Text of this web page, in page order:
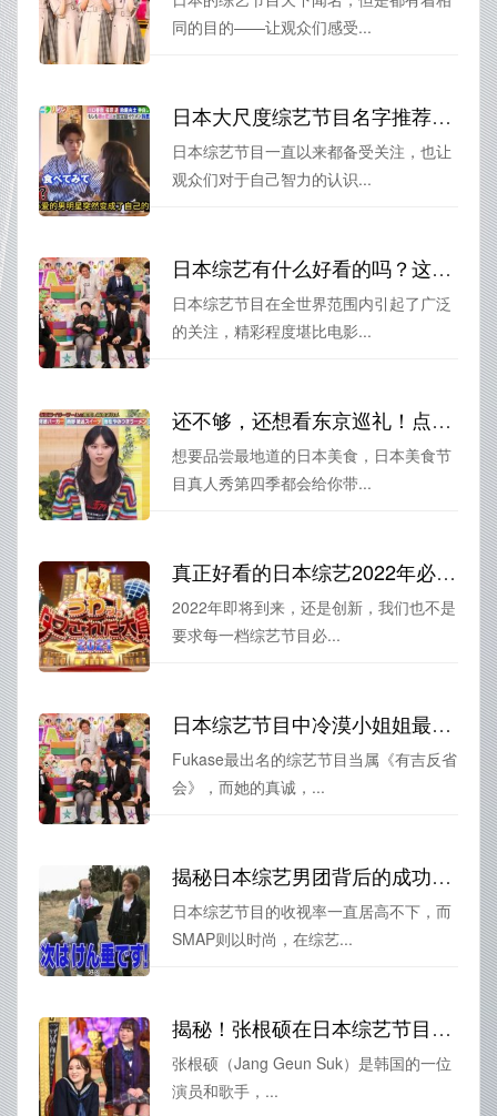
同的目的——让观众们感受...
日本大尺度综艺节目名字推荐：不可错过的经典之作
日本综艺节目一直以来都备受关注，也让
观众们对于自己智力的认识...
日本综艺有什么好看的吗？这些节目精彩程度堪比电影，你一定不能错过
日本综艺节目在全世界范围内引起了广泛
的关注，精彩程度堪比电影...
还不够，还想看东京巡礼！点开日本美食节目真人秀第四季，大饱眼福
想要品尝最地道的日本美食，日本美食节
目真人秀第四季都会给你带...
真正好看的日本综艺2022年必须具备这些条件
2022年即将到来，还是创新，我们也不是
要求每一档综艺节目必...
日本综艺节目中冷漠小姐姐最惊艳，叫什么名字？
Fukase最出名的综艺节目当属《有吉反省
会》，而她的真诚，...
揭秘日本综艺男团背后的成功之路，透彻掌握综艺变现之道
日本综艺节目的收视率一直居高不下，而
SMAP则以时尚，在综艺...
揭秘！张根硕在日本综艺节目中的真正身份是哪一期？
张根硕（Jang Geun Suk）是韩国的一位
演员和歌手，...